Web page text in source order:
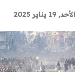
الأحد, 19 يناير 2025